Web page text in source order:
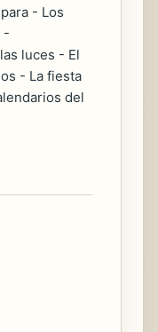
- Los
-
luces - El
- La fiesta
del